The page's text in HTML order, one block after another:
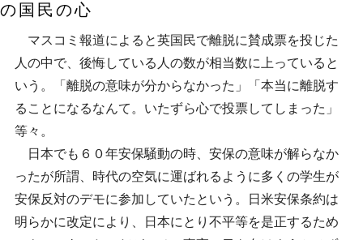
の国民の心
マスコミ報道によると英国民で離脱に賛成票を投じた
人の中で、後悔している人の数が相当数に上っていると
いう。「離脱の意味が分からなかった」「本当に離脱す
ることになるなんて。いたずら心で投票してしまった」
等々。
日本でも６０年安保騒動の時、安保の意味が解らなか
ったが所謂、時代の空気に運ばれるように多くの学生が
安保反対のデモに参加していたという。日米安保条約は
明らかに改定により、日本にとり不平等を是正するため